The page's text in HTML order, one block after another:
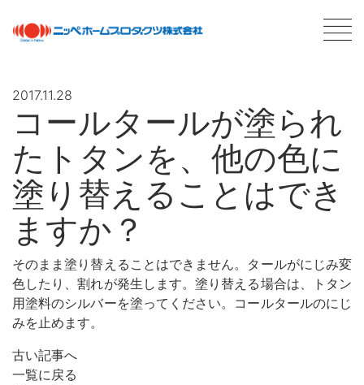
最新情報 NEWS
商品情報 PRODUCTS
会社案内 ABOUT US
会社概要
ネットワーク
採用情報
塗料について
基礎知識
MOVIE
2017.11.28
コールタールが塗られ
たトタンを、他の色に
塗り替えることはでき
ますか？
そのまま塗り替えることはできません。タールがにじみ変
色したり、割れが発生します。塗り替える場合は、トタン
用塗料のシルバーを塗ってください。コールタールのにじ
みを止めます。
古い記事へ
一覧に戻る